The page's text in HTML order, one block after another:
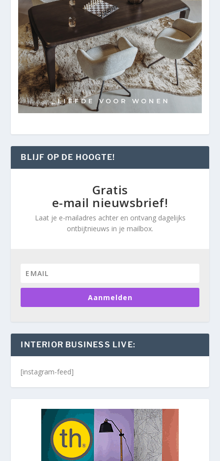
BLIJF OP DE HOOGTE!
Gratis
e-mail nieuwsbrief!
Laat je e-mailadres achter en ontvang dagelijks
ontbijtnieuws in je mailbox.
Aanmelden
INTERIOR BUSINESS LIVE:
[instagram-feed]